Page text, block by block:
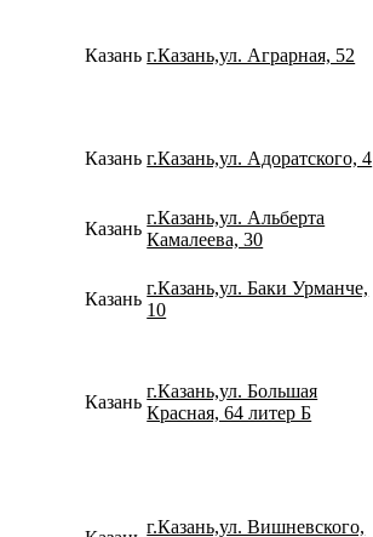
Казань г.Казань,ул. Аграрная, 52
Казань г.Казань,ул. Адоратского, 4
Казань
г.Казань,ул. Альберта
Камалеева, 30
Казань
г.Казань,ул. Баки Урманче,
10
Казань
г.Казань,ул. Большая
Красная, 64 литер Б
г.Казань,ул. Вишневского,